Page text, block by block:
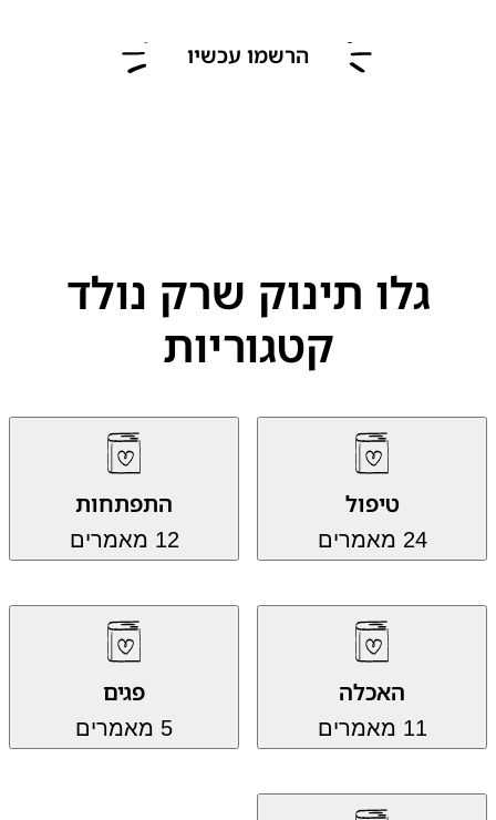
הרשמו עכשיו
גלו תינוק שרק נולד
קטגוריות
טיפול
24 מאמרים
התפתחות
12 מאמרים
האכלה
11 מאמרים
פגים
5 מאמרים